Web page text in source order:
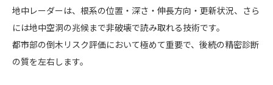
地中レーダーは、根系の位置・深さ・伸長方向・更新状況、さら
には地中空洞の兆候まで非破壊で読み取れる技術です。
都市部の倒木リスク評価において極めて重要で、後続の精密診断
の質を左右します。